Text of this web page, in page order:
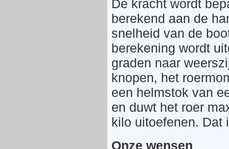
De kracht wordt
berekend aan de
snelheid van de
berekening wordt
graden naar
knopen, het
een helmstok van
en duwt het roer
kilo uitoefenen. Dat
Onze wensen